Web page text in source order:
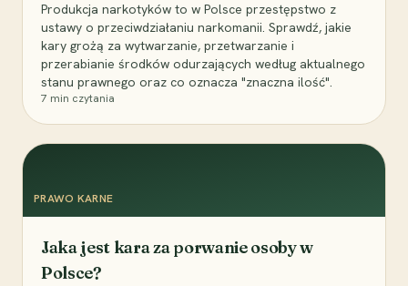
Produkcja narkotyków to w Polsce przestępstwo z
ustawy o przeciwdziałaniu narkomanii. Sprawdź, jakie
kary grożą za wytwarzanie, przetwarzanie i
przerabianie środków odurzających według aktualnego
stanu prawnego oraz co oznacza "znaczna ilość".
7 min czytania
PRAWO KARNE
Jaka jest kara za porwanie osoby w
Polsce?